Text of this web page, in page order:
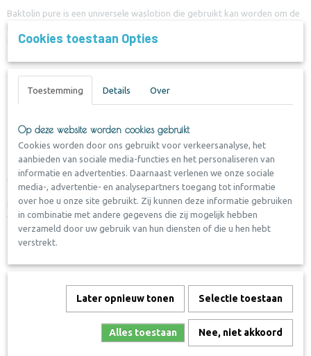
Baktolin pure is een universele waslotion die gebruikt kan worden om de
handen en het lichaam te reinigen. De baktolin is vrij van zeep en parfum.
Baktolin is PH-neutraal en is mild voor de huid.
Productkenmerken:
Vrij van zeep en parfum
PH-waarde van ca. 5,5
Geschikt voor de gevoelige huid
Verpakkingsinformatie
De Baktolin wordt geleverd in flacons van 500 ml.
Verkoop is per flacon
Ook interessant
Cookies toestaan Opties
Toestemming Details Over
Op deze website worden cookies gebruikt
Cookies worden door ons gebruikt voor verkeersanalyse, het
aanbieden van sociale media-functies en het personaliseren van
informatie en advertenties. Daarnaast verlenen we onze sociale
media-, advertentie- en analysepartners toegang tot informatie
over hoe u onze site gebruikt. Zij kunnen deze informatie gebruiken
in combinatie met andere gegevens die zij mogelijk hebben
verzameld door uw gebruik van hun diensten of die u hen hebt
verstrekt.
Later opnieuw tonen Selectie toestaan
Alles toestaan Nee, niet akkoord